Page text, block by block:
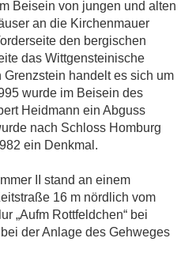
Beisein von jungen und alten
an die Kirchenmauer
den bergischen
das Wittgensteinische
handelt es sich um
wurde im Beisein des
Heidmann ein Abguss
nach Schloss Homburg
ein Denkmal.
II stand an einem
16 m nördlich vom
„Aufm Rottfeldchen“ bei
der Anlage des Gehweges